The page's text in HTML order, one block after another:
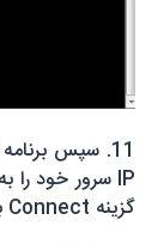
گزینه Connect برای اتصال به سرور کلیک کنید